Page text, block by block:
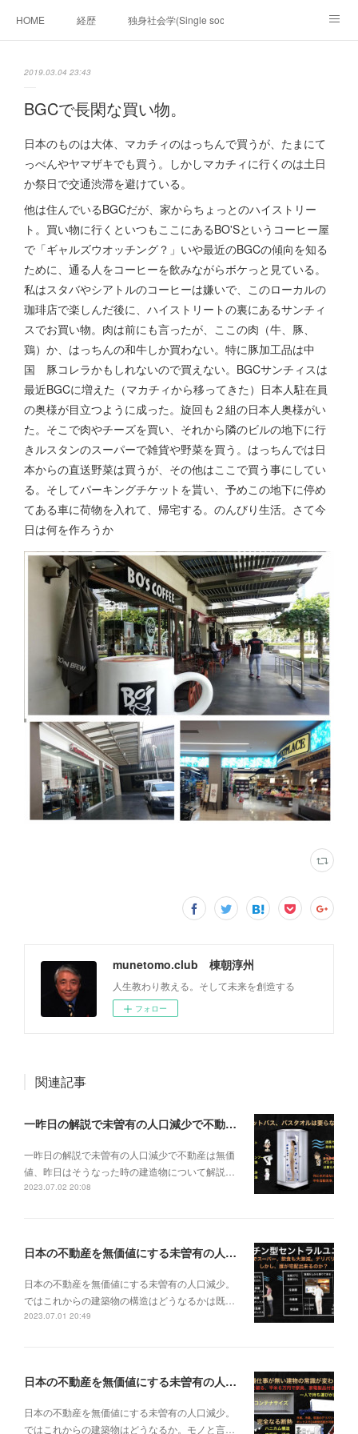
HOME 経歴 独身社会学(Single sociology)と高齢化社会学
移動出来て、工場で作る建物。未来２１００研究所
「心神の夢想２０２０」 フィリピンマンションは買うべきでは無い理由は全
フィリピンの問題点 フィリピンの歴史
フィリピン経済談義 ファッションを考える 漫画
未来２１００研究所他のアイデアマニラ男の手料理 総集編
https://globalclub.amebaownd.com/
2019.03.04 23:43
BGCで長閑な買い物。
日本のものは大体、マカチィのはっちんで買うが、たまにて
っぺんやヤマザキでも買う。しかしマカチィに行くのは土日
か祭日で交通渋滞を避けている。
他は住んでいるBGCだが、家からちょっとのハイストリー
ト。買い物に行くといつもここにあるBO'Sというコーヒー屋
で「ギャルズウオッチング？」いや最近のBGCの傾向を知る
ために、通る人をコーヒーを飲みながらボケっと見ている。
私はスタバやシアトルのコーヒーは嫌いで、このローカルの
珈琲店で楽しんだ後に、ハイストリートの裏にあるサンチィ
スでお買い物。肉は前にも言ったが、ここの肉（牛、豚、
鶏）か、はっちんの和牛しか買わない。特に豚加工品は中
国 豚コレラかもしれないので買えない。BGCサンチィスは
最近BGCに増えた（マカチィから移ってきた）日本人駐在員
の奥様が目立つように成った。旋回も２組の日本人奥様がい
た。そこで肉やチーズを買い、それから隣のビルの地下に行
きルスタンのスーパーで雑貨や野菜を買う。はっちんでは日
本からの直送野菜は買うが、その他はここで買う事にしてい
る。そしてパーキングチケットを貰い、予めこの地下に停め
てある車に荷物を入れて、帰宅する。のんびり生活。さて今
日は何を作ろうか
munetomo.club 棟朝淳州
人生教わり教える。そして未来を創造する
フォロー
関連記事
一昨日の解説で未曽有の人口減少で不動産は無価値、昨日はそうなった時の建造物について解説、今日からはその設備について解説をして行く。
一昨日の解説で未曽有の人口減少で不動産は無価
値、昨日はそうなった時の建造物について解説…
2023.07.02 20:08
日本の不動産を無価値にする未曽有の人口減少。ではこれからの建築物の構造はどうなるかは既に解説した。今はその内部の内容。その1
日本の不動産を無価値にする未曽有の人口減少。
ではこれからの建築物の構造はどうなるかは既…
2023.07.01 20:49
日本の不動産を無価値にする未曽有の人口減少。ではこれからの建築物はどうなるか。
日本の不動産を無価値にする未曽有の人口減少。
ではこれからの建築物はどうなるか。モノと言…